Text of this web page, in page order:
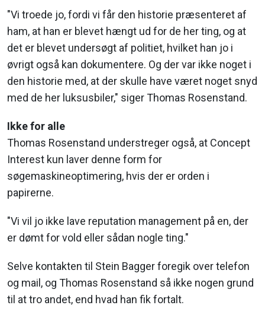
"Vi troede jo, fordi vi får den historie præsenteret af
ham, at han er blevet hængt ud for de her ting, og at
det er blevet undersøgt af politiet, hvilket han jo i
øvrigt også kan dokumentere. Og der var ikke noget i
den historie med, at der skulle have været noget snyd
med de her luksusbiler," siger Thomas Rosenstand.
Ikke for alle
Thomas Rosenstand understreger også, at Concept
Interest kun laver denne form for
søgemaskineoptimering, hvis der er orden i
papirerne.
"Vi vil jo ikke lave reputation management på en, der
er dømt for vold eller sådan nogle ting."
Selve kontakten til Stein Bagger foregik over telefon
og mail, og Thomas Rosenstand så ikke nogen grund
til at tro andet, end hvad han fik fortalt.